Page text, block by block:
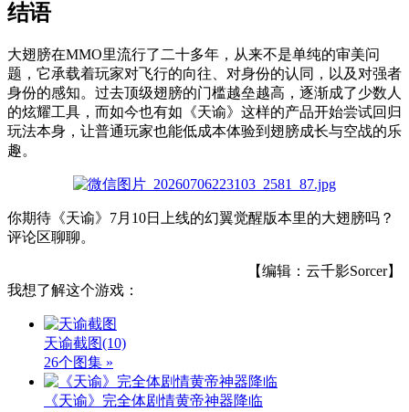
结语
大翅膀在MMO里流行了二十多年，从来不是单纯的审美问
题，它承载着玩家对飞行的向往、对身份的认同，以及对强者
身份的感知。过去顶级翅膀的门槛越垒越高，逐渐成了少数人
的炫耀工具，而如今也有如《天谕》这样的产品开始尝试回归
玩法本身，让普通玩家也能低成本体验到翅膀成长与空战的乐
趣。
你期待《天谕》7月10日上线的幻翼觉醒版本里的大翅膀吗？
评论区聊聊。
【编辑：云千影Sorcer】
我想了解这个游戏：
天谕截图(10)
26个图集 »
《天谕》完全体剧情黄帝神器降临